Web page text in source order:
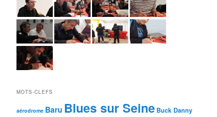
MOTS-CLEFS
aérodrome Baru Blues sur Seine Buck Danny